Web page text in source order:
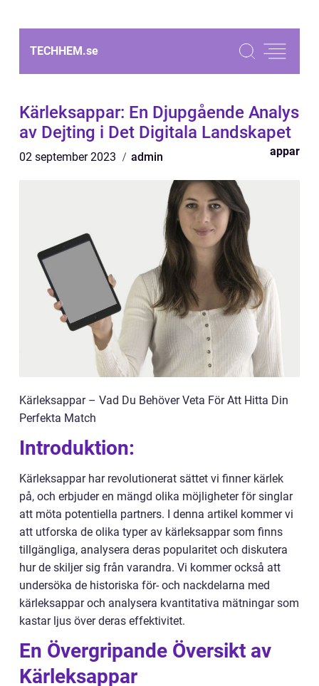
TECHHEM.se
Kärleksappar: En Djupgående Analys
av Dejting i Det Digitala Landskapet
02 september 2023 admin appar
Kärleksappar – Vad Du Behöver Veta För Att Hitta Din
Perfekta Match
Introduktion:
Kärleksappar har revolutionerat sättet vi finner kärlek
på, och erbjuder en mängd olika möjligheter för singlar
att möta potentiella partners. I denna artikel kommer vi
att utforska de olika typer av kärleksappar som finns
tillgängliga, analysera deras popularitet och diskutera
hur de skiljer sig från varandra. Vi kommer också att
undersöka de historiska för- och nackdelarna med
kärleksappar och analysera kvantitativa mätningar som
kastar ljus över deras effektivitet.
En Övergripande Översikt av
Kärleksappar